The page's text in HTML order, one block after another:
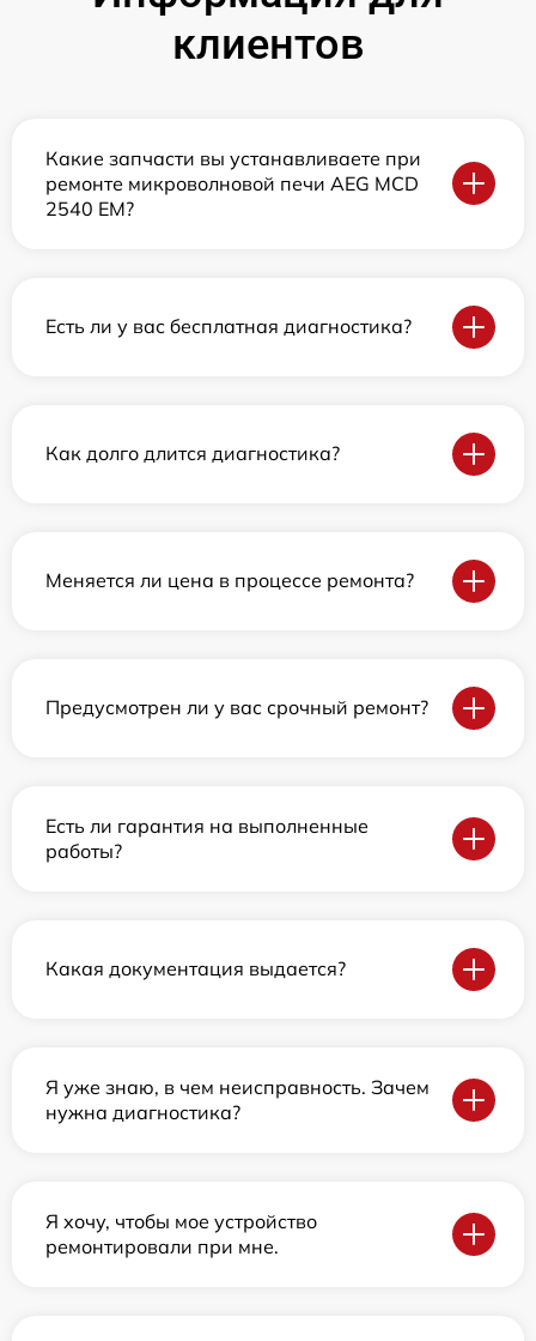
клиентов
Какие запчасти вы устанавливаете при
ремонте микроволновой печи AEG MCD
2540 EM?
Есть ли у вас бесплатная диагностика?
Как долго длится диагностика?
Меняется ли цена в процессе ремонта?
Предусмотрен ли у вас срочный ремонт?
Есть ли гарантия на выполненные
работы?
Какая документация выдается?
Я уже знаю, в чем неисправность. Зачем
нужна диагностика?
Я хочу, чтобы мое устройство
ремонтировали при мне.